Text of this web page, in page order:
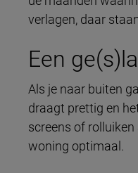
verlagen, daar
Een
Als je naar buiten
draagt prettig en
screens of
woning optimaal.